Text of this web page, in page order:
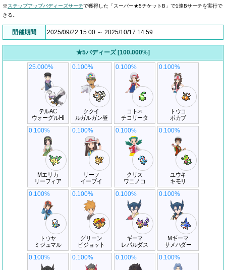
※ステップアップバディーズサーチで獲得した「スーパー★5チケットB」で1連Bサーチを実行で
きる。
開催期間 2025/09/22 15:00 ～ 2025/10/17 14:59
★5バディーズ [100.000%]
テルAC
ウォーグルHi
25.000%
ククイ
ルガルガン昼
0.100%
コトネ
チコリータ
0.100%
トウコ
ポカブ
0.100%
Mエリカ
リーフィア
0.100%
リーフ
イーブイ
0.100%
クリス
ワニノコ
0.100%
ユウキ
キモリ
0.100%
トウヤ
ミジュマル
0.100%
グリーン
ピジョット
0.100%
ギーマ
レパルダス
0.100%
Mギーマ
サメハダー
0.100%
0.100% 0.100% 0.100% 0.100%